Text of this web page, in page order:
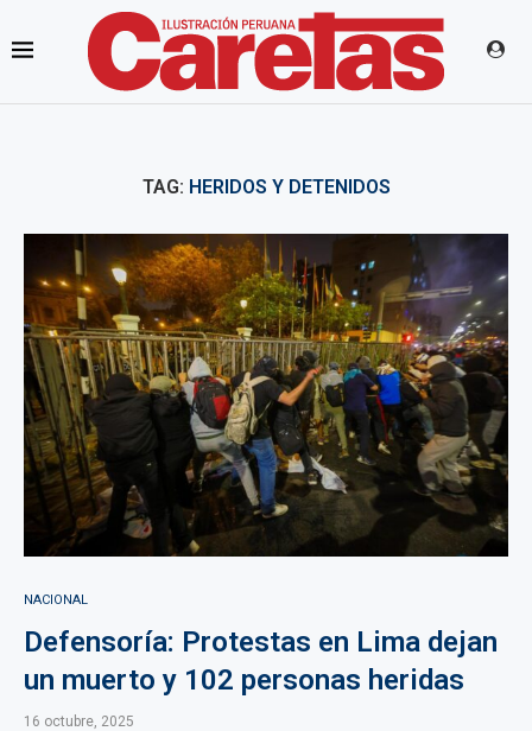
TAG: HERIDOS Y DETENIDOS
NACIONAL
Defensoría: Protestas en Lima dejan
un muerto y 102 personas heridas
16 octubre, 2025